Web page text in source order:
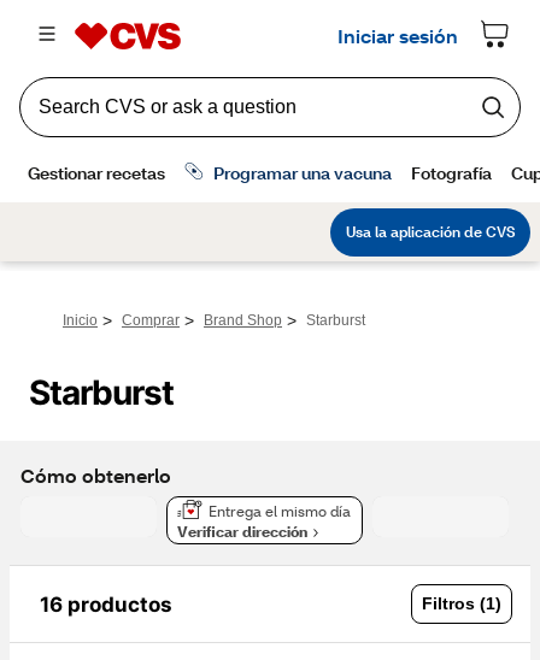
Inicio > Comprar > Brand Shop > Starburst
Starburst
Cómo obtenerlo
Entrega el mismo día
Verificar dirección
16 productos Filtros (1)